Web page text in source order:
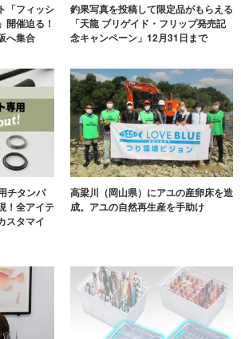
「フィッシ
催迫る！
へ集合
釣果写真を投稿して限定品がもらえる
「天龍 ブリゲイド・フリップ発売記
念キャンペーン」12月31日まで
チタンパ
！全アイテ
スタマイ
高梁川（岡山県）にアユの産卵床を造
成。アユの自然再生産を手助け